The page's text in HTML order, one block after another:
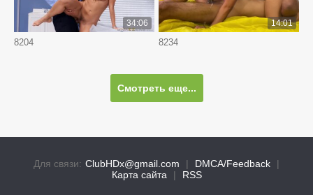
8204
34:06
8234
14:01
Смотреть еще...
Для связи: ClubHDx@gmail.com | DMCA/Feedback
|
Карта сайта
| RSS